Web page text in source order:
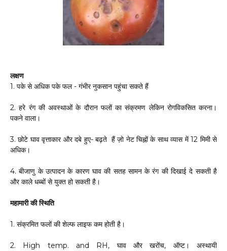
लक्षण
1. पके से अधिक पके फल - गंभीर नुकसान पहुंचा सकते हैं
2. हरे रंग की अवस्थाओं के दौरान फलों का संक्रमण लेकिन रोगविकसित करना।
पकने वाला।
3. छोटे घाव वृत्ताकार और दबे हुए- बढ़ते हैं ज़ो नेट चिह्नों के साथ व्यास में 12 मिमी से
अधिक।
4. बीजाणु के उत्पादन के कारण घाव की सतह सामन के रंग की दिखाई दे सकती है
और काले धब्बों से युक्त हो सकती है।
महामारी की स्थिति
1. संक्रमित फलों की शेल्फ लाइफ कम होती है।
2. High temp. and RH, घाव और खरोंच, ऑप्ट। अस्थायी